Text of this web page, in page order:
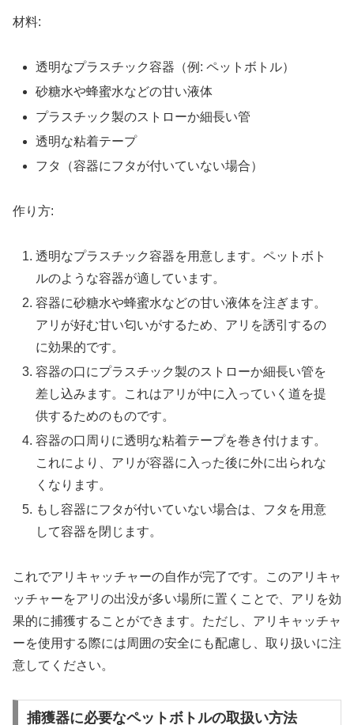
材料:
透明なプラスチック容器（例: ペットボトル）
砂糖水や蜂蜜水などの甘い液体
プラスチック製のストローか細長い管
透明な粘着テープ
フタ（容器にフタが付いていない場合）
作り方:
透明なプラスチック容器を用意します。ペットボト
ルのような容器が適しています。
容器に砂糖水や蜂蜜水などの甘い液体を注ぎます。
アリが好む甘い匂いがするため、アリを誘引するの
に効果的です。
容器の口にプラスチック製のストローか細長い管を
差し込みます。これはアリが中に入っていく道を提
供するためのものです。
容器の口周りに透明な粘着テープを巻き付けます。
これにより、アリが容器に入った後に外に出られな
くなります。
もし容器にフタが付いていない場合は、フタを用意
して容器を閉じます。
これでアリキャッチャーの自作が完了です。このアリキャ
ッチャーをアリの出没が多い場所に置くことで、アリを効
果的に捕獲することができます。ただし、アリキャッチャ
ーを使用する際には周囲の安全にも配慮し、取り扱いに注
意してください。
捕獲器に必要なペットボトルの取扱い方法